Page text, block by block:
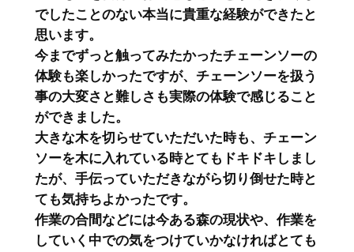
でしたことのない本当に貴重な経験ができたと
思います。
今までずっと触ってみたかったチェーンソーの
体験も楽しかったですが、チェーンソーを扱う
事の大変さと難しさも実際の体験で感じること
ができました。
大きな木を切らせていただいた時も、チェーン
ソーを木に入れている時とてもドキドキしまし
たが、手伝っていただきながら切り倒せた時と
ても気持ちよかったです。
作業の合間などには今ある森の現状や、作業を
していく中での気をつけていかなければとても